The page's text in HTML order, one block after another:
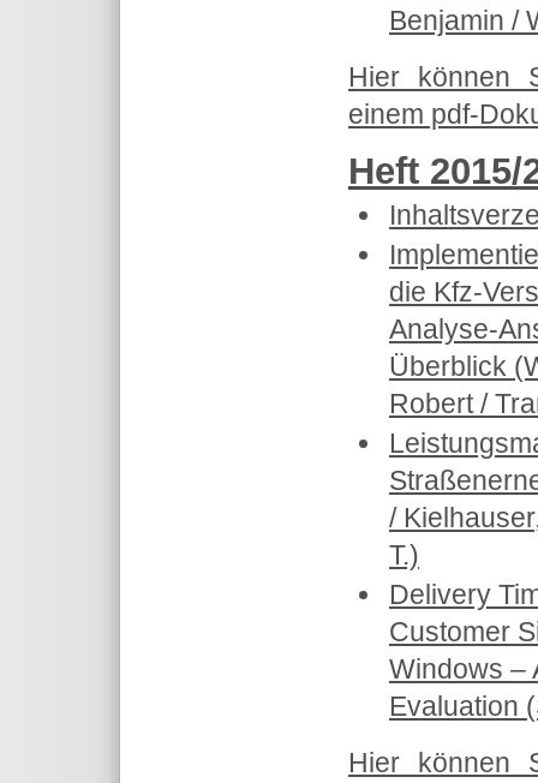
Benjamin /
Hier können
einem pdf-
Heft 2015/
die Kfz-
Analyse-
Überblick
Robert /
/
T.)
Delivery
Customer
Windows –
Evaluation
Hier können